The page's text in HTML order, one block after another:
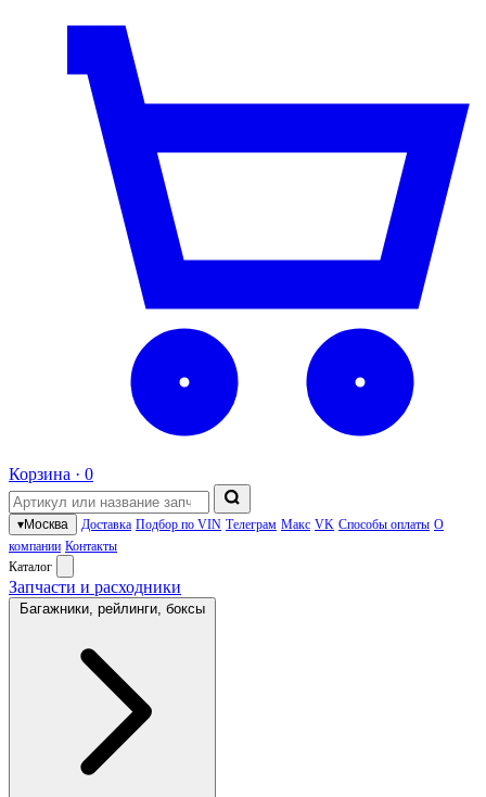
Корзина · 0
▾Москва Доставка Подбор по VIN Телеграм Макс VK Способы оплаты О
компании Контакты
Каталог
Запчасти и расходники
Багажники, рейлинги, боксы